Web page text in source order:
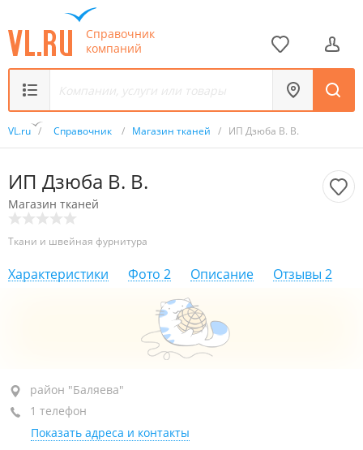
Справочник
компаний
VL.ru / Справочник / Магазин тканей / ИП Дзюба В. В.
ИП Дзюба В. В.
Магазин тканей
Ткани и швейная фурнитура
Характеристики Фото 2 Описание Отзывы 2
район "Баляева", ул. Адмирала Юмашева, 14А
+7 924 320-78-40
открыто: 10:00–19:00
район "Баляева"
1 телефон
Показать адреса и контакты